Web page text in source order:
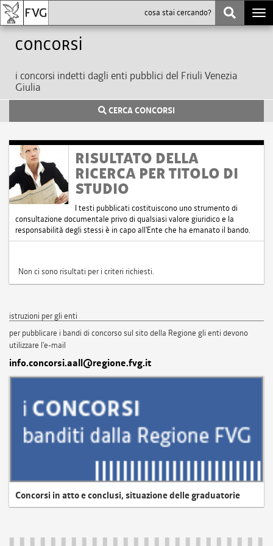
Concorsi
i concorsi indetti dagli enti pubblici del Friuli Venezia
Giulia
CERCA CONCORSI
RISULTATO DELLA
RICERCA PER TITOLO DI
STUDIO
I testi pubblicati costituiscono uno strumento di
consultazione documentale privo di qualsiasi valore giuridico e la
responsabilità degli stessi è in capo all'Ente che ha emanato il bando.
Non ci sono risultati per i criteri richiesti.
istruzioni per gli enti
per pubblicare i bandi di concorso sul sito della Regione gli enti devono
utilizzare l'e-mail
info.concorsi.aall@regione.fvg.it
Concorsi in atto e conclusi, situazione delle graduatorie